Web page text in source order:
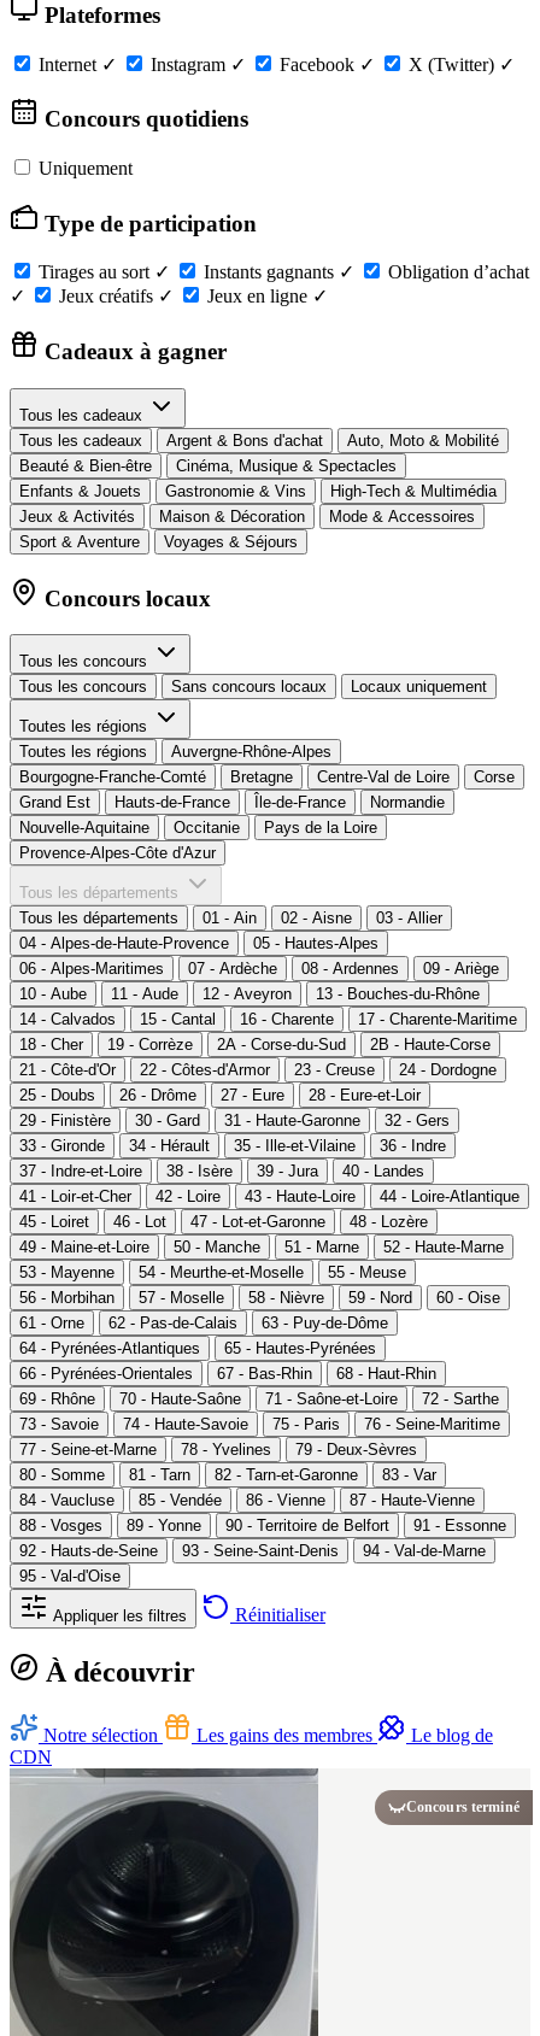
Plateformes
Internet ✓ Instagram ✓ Facebook ✓ X (Twitter) ✓
Concours quotidiens
Uniquement
Type de participation
Tirages au sort ✓ Instants gagnants ✓
Obligation d’achat
✓
Jeux créatifs ✓ Jeux en ligne ✓
Cadeaux à gagner
Tous les cadeaux
Tous les cadeaux
Argent & Bons d'achat
Auto, Moto & Mobilité
Beauté & Bien-être
Cinéma, Musique & Spectacles
Enfants & Jouets
Gastronomie & Vins
High-Tech & Multimédia
Jeux & Activités
Maison & Décoration
Mode & Accessoires
Sport & Aventure
Voyages & Séjours
Concours locaux
Tous les concours
Tous les concours
Sans concours locaux Locaux uniquement
Toutes les régions
Toutes les régions
Auvergne-Rhône-Alpes
Bourgogne-Franche-Comté
Bretagne Centre-Val de Loire
Corse
Grand Est
Hauts-de-France Île-de-France
Normandie
Nouvelle-Aquitaine
Occitanie
Pays de la Loire
Provence-Alpes-Côte d'Azur
Tous les départements
Tous les départements
01 - Ain 02 - Aisne
03 - Allier
04 - Alpes-de-Haute-Provence
05 - Hautes-Alpes
06 - Alpes-Maritimes
07 - Ardèche 08 - Ardennes
09 - Ariège
10 - Aube
11 - Aude 12 - Aveyron
13 - Bouches-du-Rhône
14 - Calvados
15 - Cantal 16 - Charente
17 - Charente-Maritime
18 - Cher
19 - Corrèze 2A - Corse-du-Sud
2B - Haute-Corse
21 - Côte-d'Or
22 - Côtes-d'Armor 23 - Creuse
24 - Dordogne
25 - Doubs
26 - Drôme 27 - Eure
28 - Eure-et-Loir
29 - Finistère
30 - Gard 31 - Haute-Garonne
32 - Gers
33 - Gironde
34 - Hérault 35 - Ille-et-Vilaine
36 - Indre
37 - Indre-et-Loire
38 - Isère 39 - Jura
40 - Landes
41 - Loir-et-Cher
42 - Loire 43 - Haute-Loire
44 - Loire-Atlantique
45 - Loiret
46 - Lot 47 - Lot-et-Garonne
48 - Lozère
49 - Maine-et-Loire
50 - Manche 51 - Marne
52 - Haute-Marne
53 - Mayenne
54 - Meurthe-et-Moselle
55 - Meuse
56 - Morbihan
57 - Moselle 58 - Nièvre 59 - Nord
60 - Oise
61 - Orne
62 - Pas-de-Calais
63 - Puy-de-Dôme
64 - Pyrénées-Atlantiques
65 - Hautes-Pyrénées
66 - Pyrénées-Orientales
67 - Bas-Rhin
68 - Haut-Rhin
69 - Rhône
70 - Haute-Saône 71 - Saône-et-Loire
72 - Sarthe
73 - Savoie
74 - Haute-Savoie 75 - Paris
76 - Seine-Maritime
77 - Seine-et-Marne
78 - Yvelines
79 - Deux-Sèvres
80 - Somme
81 - Tarn 82 - Tarn-et-Garonne
83 - Var
84 - Vaucluse
85 - Vendée 86 - Vienne
87 - Haute-Vienne
88 - Vosges
89 - Yonne 90 - Territoire de Belfort
91 - Essonne
92 - Hauts-de-Seine
93 - Seine-Saint-Denis
94 - Val-de-Marne
95 - Val-d'Oise
Appliquer les filtres Réinitialiser
À découvrir
Notre sélection Les gains des membres
Le blog de
CDN
Concours terminé